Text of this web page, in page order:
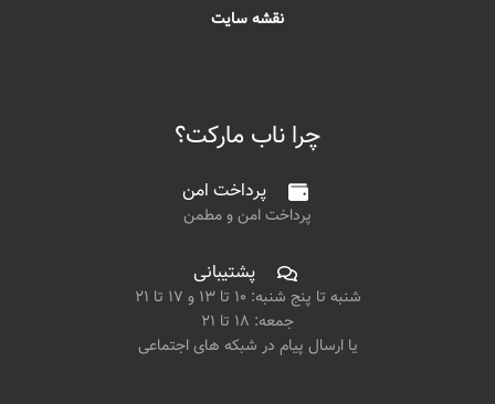
نقشه سایت
چرا ناب مارکت؟
پرداخت امن
پرداخت امن و مطمن
پشتیبانی
شنبه تا پنج شنبه: ۱۰ تا ۱۳ و ۱۷ تا ۲۱
جمعه: ۱۸ تا ۲۱
یا ارسال پیام در شبکه های اجتماعی